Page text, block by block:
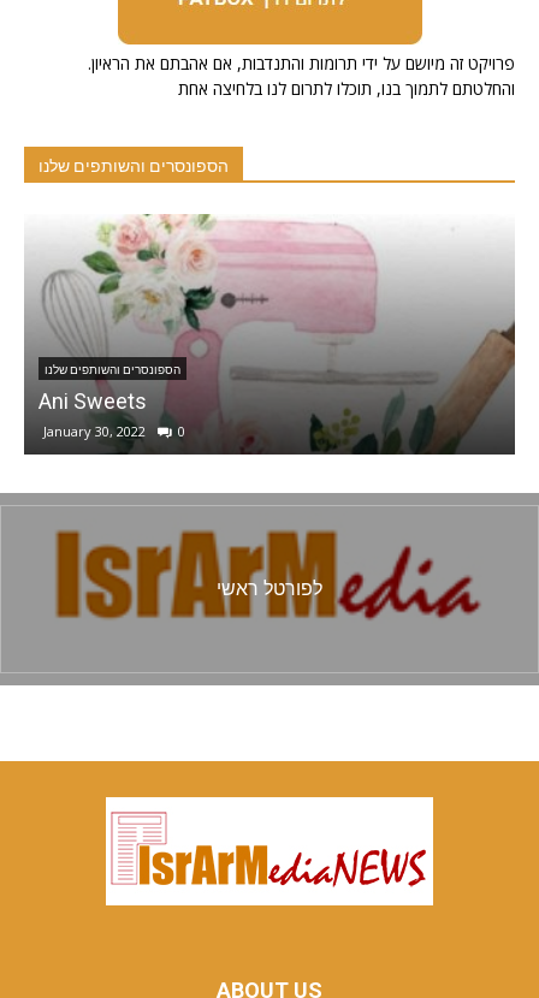
.פרויקט זה מיושם על ידי תרומות והתנדבות, אם אהבתם את הראיון
והחלטתם לתמוך בנו, תוכלו לתרום לנו בלחיצה אחת
הספונסרים והשותפים שלנו
הספונסרים והשותפים שלנו
Sophie Group . GD & 3D Animation
December 1, 2020
לפורטל ראשי
ABOUT US